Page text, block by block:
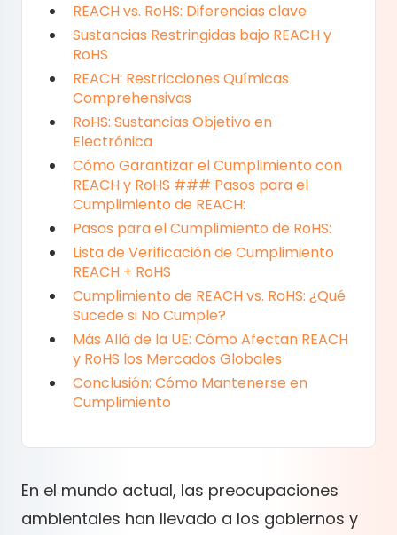
REACH vs. RoHS: Diferencias clave
Sustancias Restringidas bajo REACH y
RoHS
REACH: Restricciones Químicas
Comprehensivas
RoHS: Sustancias Objetivo en
Electrónica
Cómo Garantizar el Cumplimiento con
REACH y RoHS ### Pasos para el
Cumplimiento de REACH:
Pasos para el Cumplimiento de RoHS:
Lista de Verificación de Cumplimiento
REACH + RoHS
Cumplimiento de REACH vs. RoHS: ¿Qué
Sucede si No Cumple?
Más Allá de la UE: Cómo Afectan REACH
y RoHS los Mercados Globales
Conclusión: Cómo Mantenerse en
Cumplimiento
En el mundo actual, las preocupaciones
ambientales han llevado a los gobiernos y